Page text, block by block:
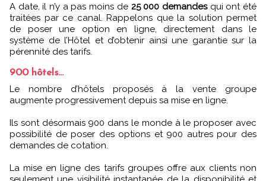
A date, il n’y a pas moins de 25 000 demandesqui ont été
traitées par ce canal. Rappelons que la solution permet
de poser une option en ligne, directement dans le
système de l’Hôtel et d’obtenir ainsi une garantie sur la
pérennité des tarifs.
900 hôtels…
Le nombre d’hôtels proposés à la vente groupe
augmente progressivement depuis sa mise en ligne.
Ils sont désormais 900 dans le monde à le proposer avec
possibilité de poser des options et 900 autres pour des
demandes de cotation.
La mise en ligne des tarifs groupes offre aux clients non